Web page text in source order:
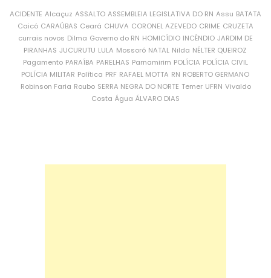
ACIDENTE Alcaçuz ASSALTO ASSEMBLEIA LEGISLATIVA DO RN Assu BATATA
Caicó CARAÚBAS Ceará CHUVA CORONEL AZEVEDO CRIME CRUZETA
currais novos Dilma Governo do RN HOMICÍDIO INCÊNDIO JARDIM DE
PIRANHAS JUCURUTU LULA Mossoró NATAL Nilda NÉLTER QUEIROZ
Pagamento PARAÍBA PARELHAS Parnamirim POLÍCIA POLÍCIA CIVIL
POLÍCIA MILITAR Política PRF RAFAEL MOTTA RN ROBERTO GERMANO
Robinson Faria Roubo SERRA NEGRA DO NORTE Temer UFRN Vivaldo
Costa Água ÁLVARO DIAS